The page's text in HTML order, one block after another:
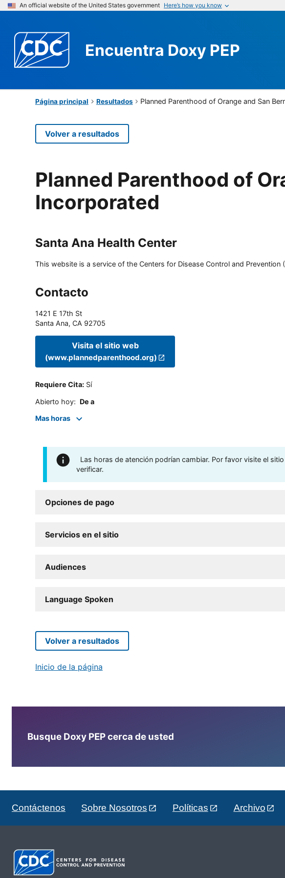
An official website of the United States government Here’s how you know
Encuentra Doxy PEP
Página principal Resultados Planned Parenthood of Orange and San
Volver a resultados
Planned Parenthood of
Incorporated
Santa Ana Health Center
This website is a service of the Centers for Disease Control and
Contacto
1421 E 17th St
Santa Ana, CA 92705
Visita el sitio web
(www.plannedparenthood.org)
Requiere Cita: Sí
Abierto hoy: De a
Mas horas
Las horas de atención podrían cambiar. Por favor visite el
verificar.
Opciones de pago
Servicios en el sitio
Audiences
Language Spoken
Volver a resultados
Inicio de la página
Busque Doxy PEP cerca de usted
Contáctenos Sobre Nosotros Políticas Archivo